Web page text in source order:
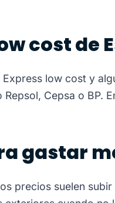
cost de
low cost y
Cepsa o BP.
gastar
precios suelen